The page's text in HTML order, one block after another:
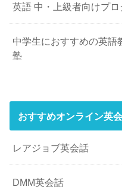
英語 中・上級者向けプ
中学生におすすめの英語
塾
おすすめオンライン英
レアジョブ英会話
DMM英会話